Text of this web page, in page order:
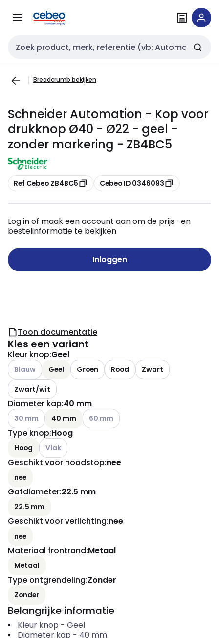
naar
naar
Zoekveld invoer
Breadcrumb bekijken
Schneider Automation - Kop voor
drukknop Ø40 - Ø22 - geel -
zonder markering - ZB4BC5
Kopiëren
Ref Cebeo ZB4BC5 Kopiëren
Cebeo ID 0346093
Log in of maak een account aan om de prijs- en
bestelinformatie te bekijken
Inloggen
Toon documentatie
Kies een variant
Kleur knop:Geel
Andere varianten (Huidige combinatie niet mogelijk)
Blauw Geel Groen Rood
Zwart
Zwart/wit
Diameter kap:40 mm
Andere varianten (Huidige combinatie niet mogelijk)
30 mm 40 mm Andere varianten (Huidige combinatie
60 mm
Type knop:Hoog
Hoog Andere varianten (Huidige combinatie niet mogelijk)
Vlak
Geschikt voor noodstop:nee
nee
Gatdiameter:22.5 mm
22.5 mm
Geschikt voor verlichting:nee
nee
Materiaal frontrand:Metaal
Metaal
Type ontgrendeling:Zonder
Zonder
Belangrijke informatie
Kleur knop - Geel
Diameter kap - 40 mm